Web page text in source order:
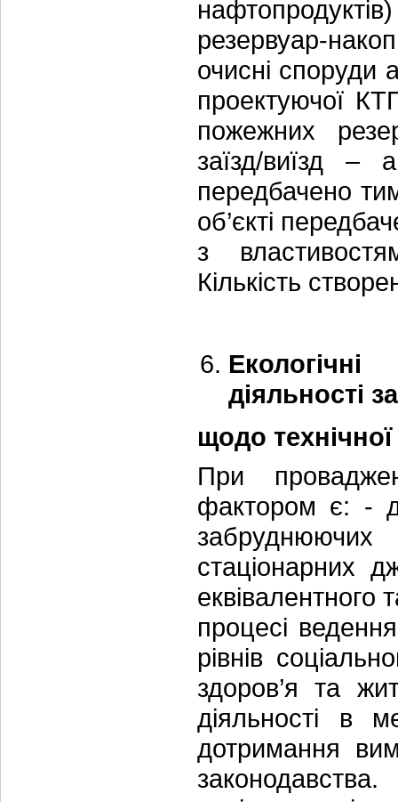
резервуар-
очисні споруди
проектуючої
пожежних
заїзд/виїзд –
передбачено
об’єкті
з
Кількість
діяльності
щодо
При
фактором є: -
стаціонарних
еквівалентного
процесі
рівнів
здоров’я та
діяльності в
дотримання